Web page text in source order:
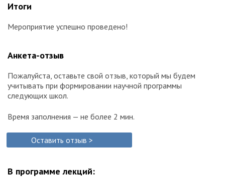
Итоги
Мероприятие успешно проведено!
Анкета-отзыв
Пожалуйста, оставьте свой отзыв, который мы будем
учитывать при формировании научной программы
следующих школ.
Время заполнения — не более 2 мин.
Оставить отзыв >
В программе лекций: